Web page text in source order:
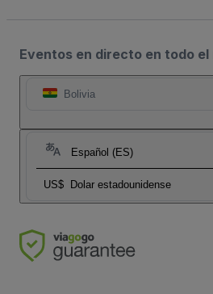
Eventos en directo en todo el
Bolivia
Español (ES)
US$ Dolar estadounidense